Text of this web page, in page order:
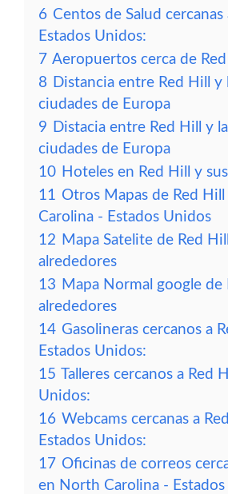
6 Centos de Salud cercanas
Estados Unidos:
7 Aeropuertos cerca de Red
8 Distancia entre Red Hill y
ciudades de Europa
9 Distacia entre Red Hill y
ciudades de Europa
10 Hoteles en Red Hill y
11 Otros Mapas de Red
Carolina - Estados Unidos
12 Mapa Satelite de Red
alrededores
13 Mapa Normal google de
alrededores
14 Gasolineras cercanos a
Estados Unidos:
15 Talleres cercanos a Red
Unidos:
16 Webcams cercanas a
Estados Unidos:
17 Oficinas de correos
en North Carolina -